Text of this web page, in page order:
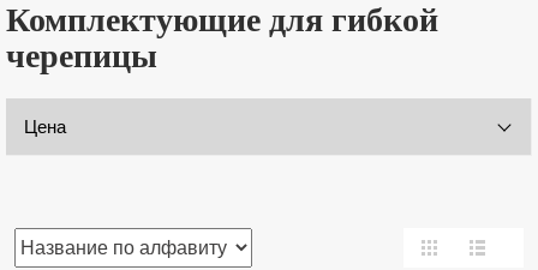
Комплектующие для гибкой
черепицы
Цена